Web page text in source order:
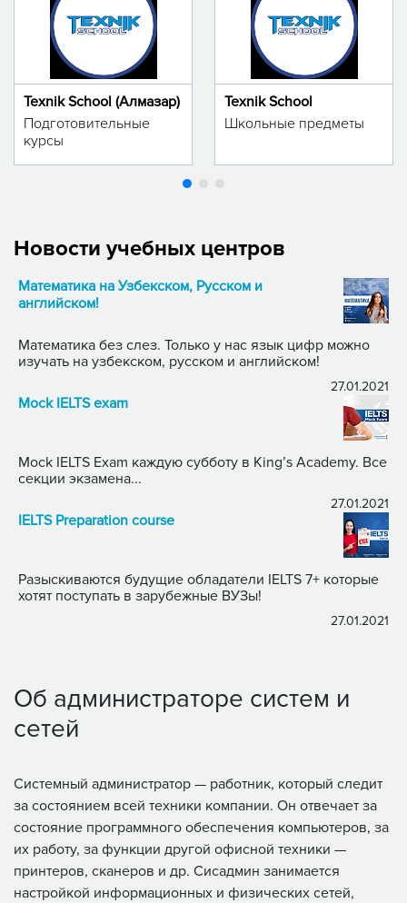
Texnik School (Алмазар)
Подготовительные
курсы
Texnik School
Школьные предметы
Новости учебных центров
Математика на Узбекском, Русском и
английском!
Математика без слез. Только у нас язык цифр можно
изучать на узбекском, русском и английском!
27.01.2021
Mock IELTS exam
Mock IELTS Exam каждую субботу в King’s Academy. Все
секции экзамена...
27.01.2021
IELTS Preparation course
Разыскиваются будущие обладатели IELTS 7+ которые
хотят поступать в зарубежные ВУЗы!
27.01.2021
Об администраторе систем и
сетей
Системный администратор — работник, который следит
за состоянием всей техники компании. Он отвечает за
состояние программного обеспечения компьютеров, за
их работу, за функции другой офисной техники —
принтеров, сканеров и др. Сисадмин занимается
настройкой информационных и физических сетей,